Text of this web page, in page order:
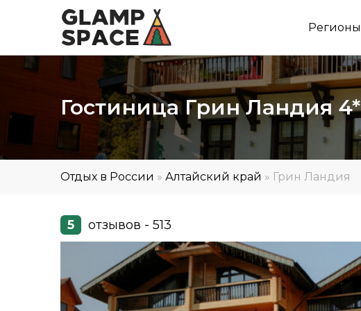
Регионы
Гостиница Грин Ландия 4*
Отдых в России » Алтайский край » Грин Ландия
5 отзывов - 513